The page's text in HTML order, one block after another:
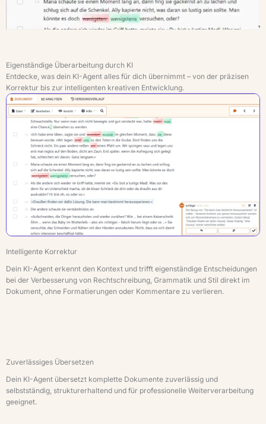
Eigenständige Überarbeitung durch KI
Entdecke, was dein KI-Agent alles für dich übernimmt – von der präzisen
Korrektur bis zur intelligenten kreativen Entwicklung.
Intelligente Korrektur
Dein KI-Agent erkennt den Kontext und trifft eigenständige Entscheidungen
bei der Verbesserung von Rechtschreibung, Grammatik und Stil direkt im
Dokument, ohne Formatierungen oder Kommentare zu verlieren.
Zuverlässiges Übersetzen
Dein KI-Agent übersetzt komplette Dokumente zuverlässig und
selbstständig, strukturerhaltend und für professionelle Weiterverarbeitung
geeignet.